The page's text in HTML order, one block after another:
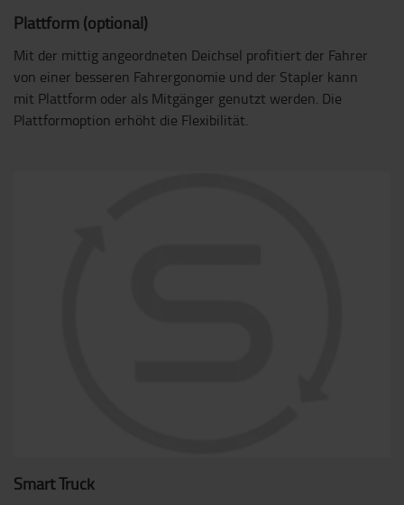
Plattform (optional)
Mit der mittig angeordneten Deichsel profitiert der Fahrer
von einer besseren Fahrergonomie und der Stapler kann
mit Plattform oder als Mitgänger genutzt werden. Die
Plattformoption erhöht die Flexibilität.
Smart Truck